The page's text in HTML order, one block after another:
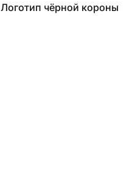
Логотип чёрной короны